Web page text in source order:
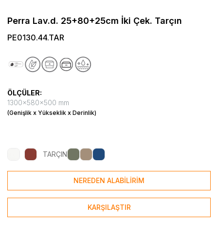
Perra Lav.d. 25+80+25cm İki Çek. Tarçın
PE0130.44.TAR
ÖLÇÜLER:
1300x580x500 mm
(Genişlik x Yükseklik x Derinlik)
TARÇIN
NEREDEN ALABİLİRİM
KARŞILAŞTIR